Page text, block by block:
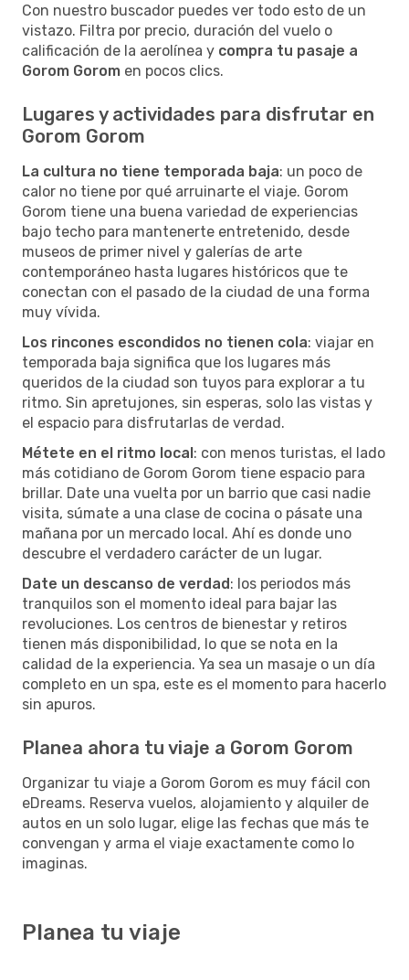
Con nuestro buscador puedes ver todo esto de un
vistazo. Filtra por precio, duración del vuelo o
calificación de la aerolínea y compra tu pasaje a
Gorom Gorom en pocos clics.
Lugares y actividades para disfrutar en
Gorom Gorom
La cultura no tiene temporada baja: un poco de
calor no tiene por qué arruinarte el viaje. Gorom
Gorom tiene una buena variedad de experiencias
bajo techo para mantenerte entretenido, desde
museos de primer nivel y galerías de arte
contemporáneo hasta lugares históricos que te
conectan con el pasado de la ciudad de una forma
muy vívida.
Los rincones escondidos no tienen cola: viajar en
temporada baja significa que los lugares más
queridos de la ciudad son tuyos para explorar a tu
ritmo. Sin apretujones, sin esperas, solo las vistas y
el espacio para disfrutarlas de verdad.
Métete en el ritmo local: con menos turistas, el lado
más cotidiano de Gorom Gorom tiene espacio para
brillar. Date una vuelta por un barrio que casi nadie
visita, súmate a una clase de cocina o pásate una
mañana por un mercado local. Ahí es donde uno
descubre el verdadero carácter de un lugar.
Date un descanso de verdad: los periodos más
tranquilos son el momento ideal para bajar las
revoluciones. Los centros de bienestar y retiros
tienen más disponibilidad, lo que se nota en la
calidad de la experiencia. Ya sea un masaje o un día
completo en un spa, este es el momento para hacerlo
sin apuros.
Planea ahora tu viaje a Gorom Gorom
Organizar tu viaje a Gorom Gorom es muy fácil con
eDreams. Reserva vuelos, alojamiento y alquiler de
autos en un solo lugar, elige las fechas que más te
convengan y arma el viaje exactamente como lo
imaginas.
Planea tu viaje